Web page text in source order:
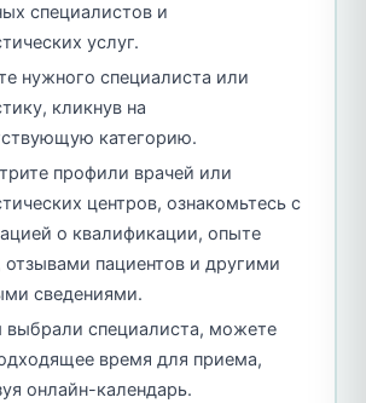
специалистов и
услуг.
нужного специалиста или
кликнув на
категорию.
профили врачей или
центров, ознакомьтесь с
о квалификации, опыте
отзывами пациентов и другими
сведениями.
выбрали специалиста, можете
время для приема,
онлайн-календарь.